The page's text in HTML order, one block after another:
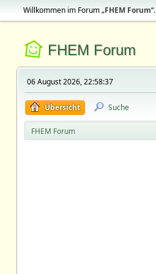
Willkommen im Forum „FHEM Forum“.
FHEM Forum
06 August 2026, 22:58:37
Übersicht Suche
FHEM Forum